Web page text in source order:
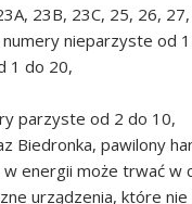
23B, 23C, 25, 26,
numery nieparzyste od
1 do 20,
parzyste od 2 do 10,
Biedronka, pawilony
energii może trwać w
urządzenia, które nie